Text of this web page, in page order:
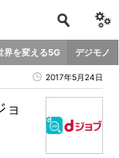
界を変える5G デジモノ
2017年5月24日
ョ